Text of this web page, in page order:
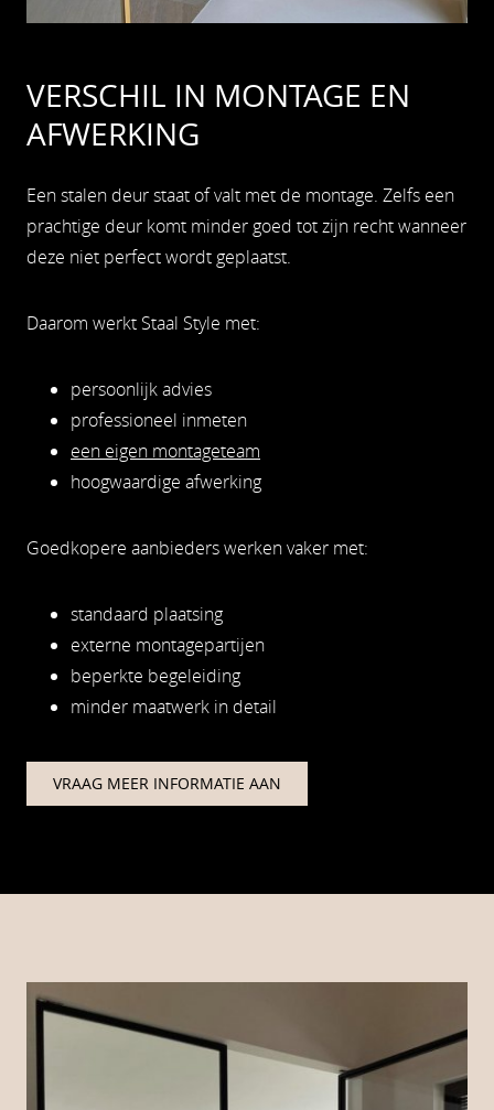
VERSCHIL IN MONTAGE EN
AFWERKING
Een stalen deur staat of valt met de montage. Zelfs een
prachtige deur komt minder goed tot zijn recht wanneer
deze niet perfect wordt geplaatst.
Daarom werkt Staal Style met:
persoonlijk advies
professioneel inmeten
een eigen montageteam
hoogwaardige afwerking
Goedkopere aanbieders werken vaker met:
standaard plaatsing
externe montagepartijen
beperkte begeleiding
minder maatwerk in detail
VRAAG MEER INFORMATIE AAN